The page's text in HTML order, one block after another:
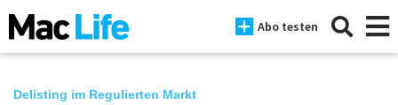
Abo testen
Delisting im Regulierten Markt